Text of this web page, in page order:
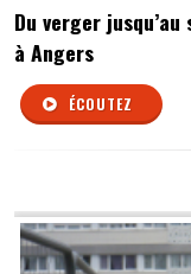
Du verger
à Angers
ÉCOUTEZ